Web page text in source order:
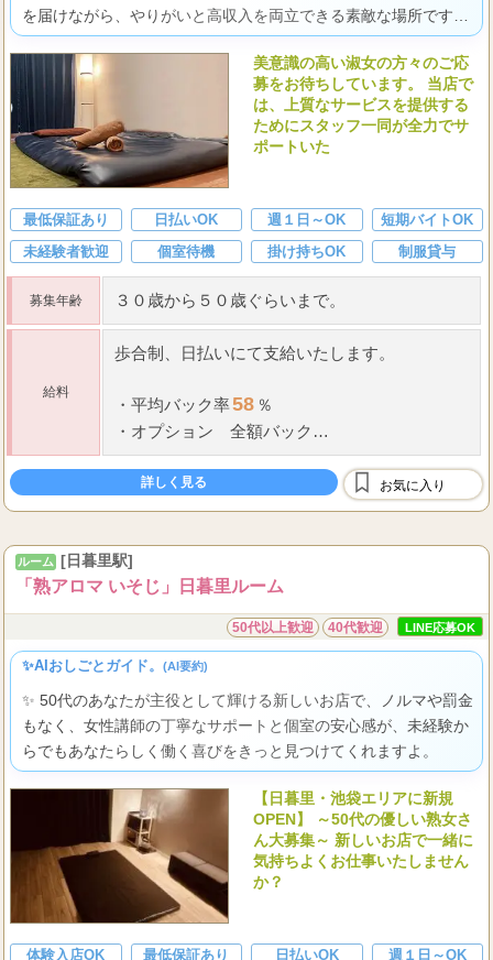
を届けながら、やりがいと高収入を両立できる素敵な場所です
よ。
美意識の高い淑女の方々のご応
募をお待ちしています。 当店で
は、上質なサービスを提供する
ためにスタッフ一同が全力でサ
ポートいた
最低保証あり 日払いOK 週１日～OK
短期バイトOK
未経験者歓迎
個室待機 掛け持ちOK 制服貸与
募集年齢 ３０歳から５０歳ぐらいまで。
給料
歩合制、日払いにて支給いたします。
・ 平均バック率58 ％
・ オプション 全額バック
・雑費なし
罰金ノルマなし
日給
その他、報奨金...
詳しく見る お気に入り
ルーム [日暮里駅]
「熟アロマ いそじ」日暮里ルーム
50代以上歓迎 40代歓迎 LINE応募OK
✨AIおしごとガイド。 (AI要約)
✨ 50代のあなたが主役として輝ける新しいお店で、ノルマや罰金
もなく、女性講師の丁寧なサポートと個室の安心感が、未経験か
らでもあなたらしく働く喜びをきっと見つけてくれますよ。
【日暮里・池袋エリアに新規
OPEN】 ～50代の優しい熟女さ
ん大募集～ 新しいお店で一緒に
気持ちよくお仕事いたしません
か？
体験入店OK 最低保証あり 日払いOK 週１日～OK